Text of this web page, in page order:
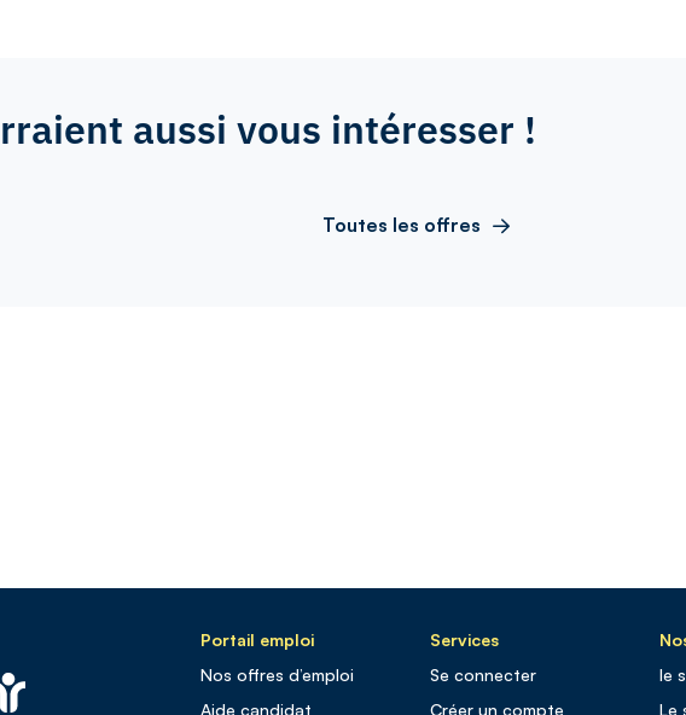
aussi vous intéresser !
Toutes les offres
Portail emploi
Nos offres d’emploi
Aide candidat
Services
Se connecter
Créer un compte
le
Le